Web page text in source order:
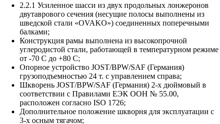
2.2.1 Усиленное шасси из двух продольных лонжеронов
двутаврового сечения (несущие полосы выполнены из
шведской стали «OVAKO») соединенных поперечными
балками;
Конструкция рамы выполнена из высокопрочной
углеродистой стали, работающей в температурном режиме
от -70 С до +80 С;
Опорное устройство JOST/BPW/SAF (Германия)
грузоподъемностью 24 т. с управлением справа;
Шкворень JOST/BPW/SAF (Германия) 2-х дюймовый в
соответствии с Правилами ЕЭК ООН № 55.00,
расположен согласно ISO 1726;
Дополнительное положение шкворня для эксплуатации с
3-х осным тягачом;